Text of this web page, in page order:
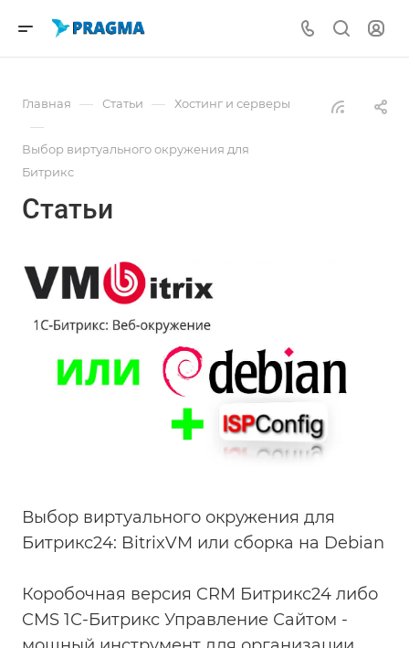
Главная — Статьи — Хостинг и серверы
—
Выбор виртуального окружения для
Битрикс
Статьи
Выбор виртуального окружения для
Битрикс24: BitrixVM или сборка на Debian
Коробочная версия CRM Битрикс24 либо
CMS 1С-Битрикс Управление Сайтом -